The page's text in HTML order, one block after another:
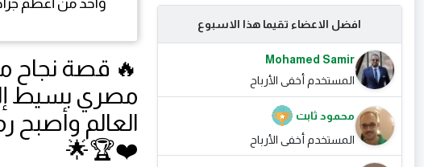
افضل الاعضاء تقيما هذا الاسبوع
Mohamed Samir
المستخدم أخفى الأرباح
محمود ثابت
المستخدم أخفى الأرباح
🔥 قصة نجاح
مصري بسيط
العالم وأصبح
❤️🏆🌟